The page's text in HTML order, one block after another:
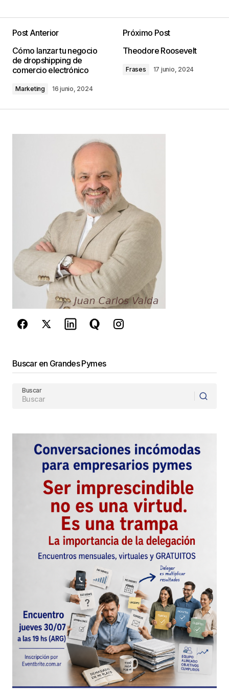
publicada. Los campos obligatorios están
marcados con
Comentario*
*
Guarda mi nombre, correo electrónico y web en
este navegador para la próxima vez que
comente.
Este sitio esta protegido por
reCAPTCHA y la Política de
privacidady losTérminos del servicio
de Googlese aplican.
Post Anterior
Cómo lanzar tu negocio
de dropshipping de
comercio electrónico
Marketing 16 junio, 2024
Próximo Post
Theodore Roosevelt
Frases 17 junio, 2024
Buscar en Grandes Pymes
Buscar